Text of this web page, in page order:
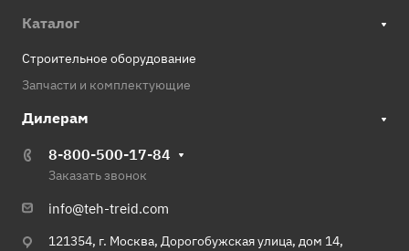
Каталог
Строительное оборудование
Запчасти и комплектующие
Дилерам
8-800-500-17-84
Заказать звонок
info@teh-treid.com
121354, г. Москва, Дорогобужская улица, дом 14,